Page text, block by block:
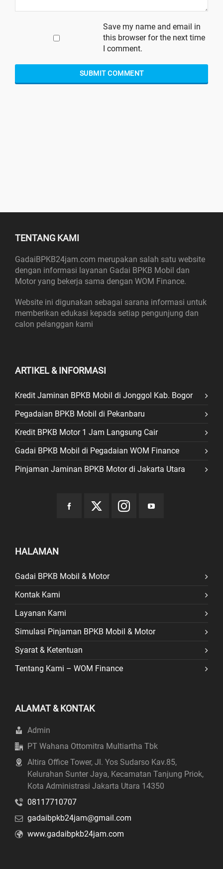
Save my name and email in
this browser for the next time
I comment.
TENTANG KAMI
GadaiBPKB24jam.com merupakan salah satu website
dengan informasi layanan Gadai BPKB Mobil dan
Motor yang bekerja sama dengan WOM Finance.
Website ini digunakan sebagai sarana informasi untuk
memberikan edukasi kepada setiap pengunjung dan
calon pelanggan kami
ARTIKEL & INFORMASI
Kredit Jaminan BPKB Mobil di Jonggol Kab. Bogor
Pegadaian BPKB Mobil di Pekanbaru
Kredit BPKB Motor 1 Jam Langsung Cair
Gadai BPKB Mobil di Pegadaian WOM Finance
Pinjaman Jaminan BPKB Motor di Jakarta Utara
HALAMAN
Gadai BPKB Mobil & Motor
Kontak Kami
Layanan Kami
Simulasi Pinjaman BPKB Mobil & Motor
Syarat & Ketentuan
Tentang Kami – WOM Finance
ALAMAT & KONTAK
Admin
PT Wahana Ottomitra Multiartha Tbk
Altira Office Tower, Jl. Yos Sudarso Kav.85,
Kelurahan Sunter Jaya, Kecamatan Tanjung Priok,
Kota Administrasi Jakarta Utara 14350
08117710707
gadaibpkb24jam@gmail.com
www.gadaibpkb24jam.com